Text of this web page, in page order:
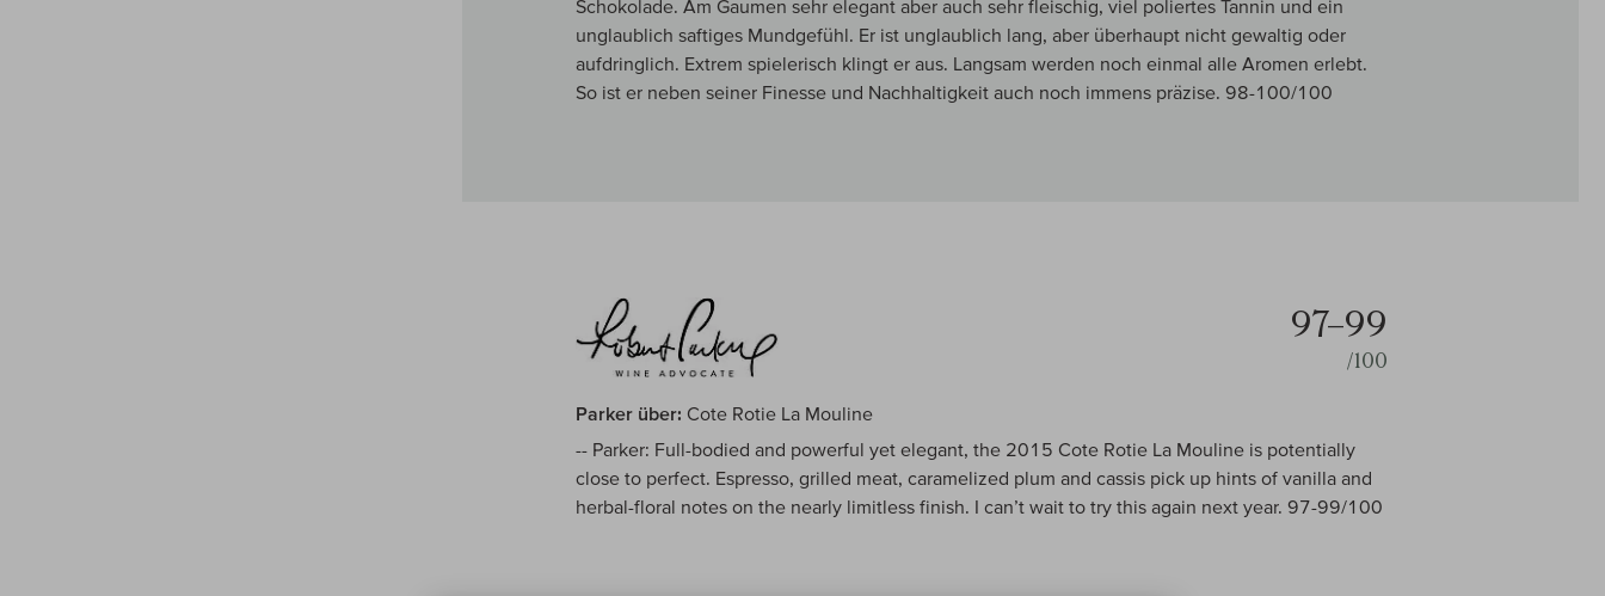
Schokolade. Am Gaumen sehr elegant aber auch sehr fleischig, viel poliertes Tannin und ein
unglaublich saftiges Mundgefühl. Er ist unglaublich lang, aber überhaupt nicht gewaltig oder
aufdringlich. Extrem spielerisch klingt er aus. Langsam werden noch einmal alle Aromen erlebt.
So ist er neben seiner Finesse und Nachhaltigkeit auch noch immens präzise. 98-100/100
97–99
/100
Parker über: Cote Rotie La Mouline
-- Parker: Full-bodied and powerful yet elegant, the 2015 Cote Rotie La Mouline is potentially
close to perfect. Espresso, grilled meat, caramelized plum and cassis pick up hints of vanilla and
herbal-floral notes on the nearly limitless finish. I can’t wait to try this again next year. 97-99/100